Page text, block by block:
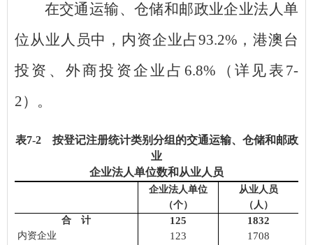
在交通运输、仓储和邮政业企业法人单
位从业人员中，内资企业占93.2% ，港澳台
投资、外商投资企业占 6.8% （详见表 7-
2）。
表7-2按登记注册统计类别分组的交通运输、仓储和邮政
业
企业法人单位数和从业人员
企业法人单位
（个）
从业人员
（人）
合 计
125 1832
内资企业 123 1708